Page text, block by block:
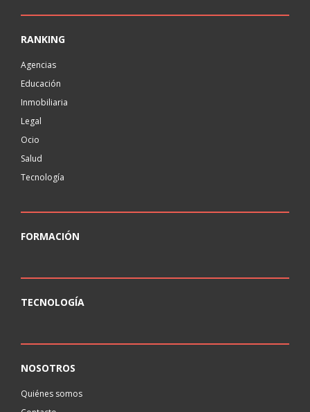
RANKING
Agencias
Educación
Inmobiliaria
Legal
Ocio
Salud
Tecnología
FORMACIÓN
TECNOLOGÍA
NOSOTROS
Quiénes somos